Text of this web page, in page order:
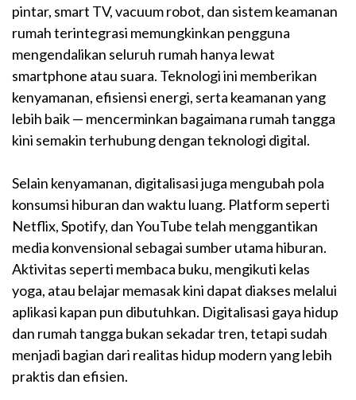
pintar, smart TV, vacuum robot, dan sistem keamanan
rumah terintegrasi memungkinkan pengguna
mengendalikan seluruh rumah hanya lewat
smartphone atau suara. Teknologi ini memberikan
kenyamanan, efisiensi energi, serta keamanan yang
lebih baik — mencerminkan bagaimana rumah tangga
kini semakin terhubung dengan teknologi digital.
Selain kenyamanan, digitalisasi juga mengubah pola
konsumsi hiburan dan waktu luang. Platform seperti
Netflix, Spotify, dan YouTube telah menggantikan
media konvensional sebagai sumber utama hiburan.
Aktivitas seperti membaca buku, mengikuti kelas
yoga, atau belajar memasak kini dapat diakses melalui
aplikasi kapan pun dibutuhkan. Digitalisasi gaya hidup
dan rumah tangga bukan sekadar tren, tetapi sudah
menjadi bagian dari realitas hidup modern yang lebih
praktis dan efisien.